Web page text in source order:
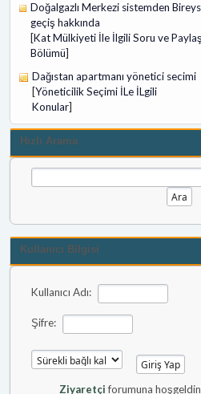
Doğalgazlı Merkezi sistemden
geçiş hakkında
[Kat Mülkiyeti İle İlgili Soru ve
Bölümü]
Dağıstan apartmanı yönetici secimi
[Yöneticilik Seçimi İLe İLgili
Konular]
Hızlı Arama
Kullanıcı Bilgisi
Kullanıcı Adı:
Şifre:
Ziyaretçiforumuna